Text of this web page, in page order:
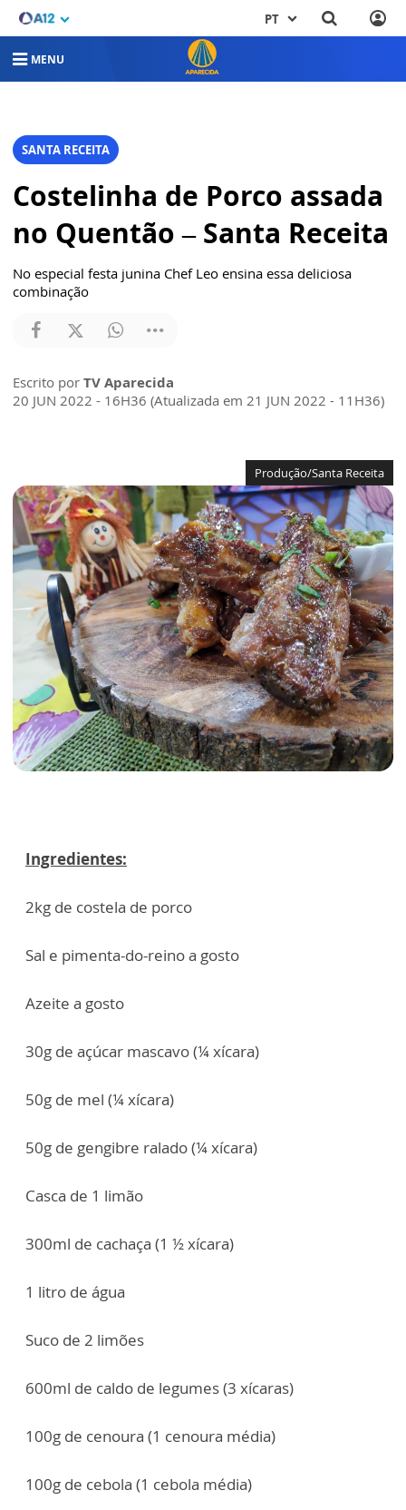
PT
MENU
SANTA RECEITA
Costelinha de Porco assada
no Quentão – Santa Receita
No especial festa junina Chef Leo ensina essa deliciosa
combinação
Escrito por TV Aparecida
20 JUN 2022 - 16H36 (Atualizada em 21 JUN 2022 - 11H36)
Produção/Santa Receita
Ingredientes:
2kg de costela de porco
Sal e pimenta-do-reino a gosto
Azeite a gosto
30g de açúcar mascavo (¼ xícara)
50g de mel (¼ xícara)
50g de gengibre ralado (¼ xícara)
Casca de 1 limão
300ml de cachaça (1 ½ xícara)
1 litro de água
Suco de 2 limões
600ml de caldo de legumes (3 xícaras)
100g de cenoura (1 cenoura média)
100g de cebola (1 cebola média)